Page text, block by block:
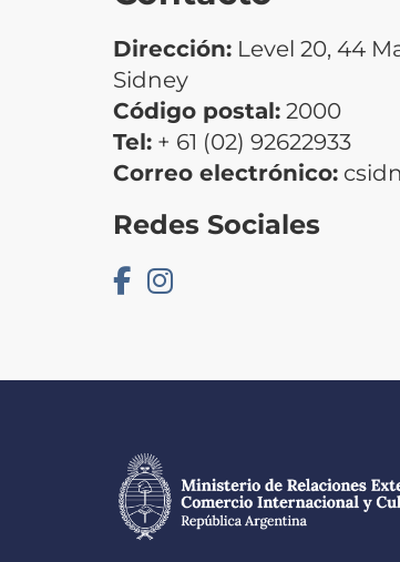
Dirección: Level 20, 44
Sidney
Código postal: 2000
Tel: + 61 (02) 92622933
Correo electrónico:
Redes Sociales